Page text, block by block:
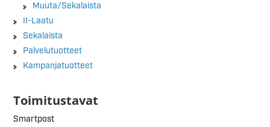
Muuta/Sekalaista
II-Laatu
Sekalaista
Palvelutuotteet
Kampanjatuotteet
Toimitustavat
Smartpost